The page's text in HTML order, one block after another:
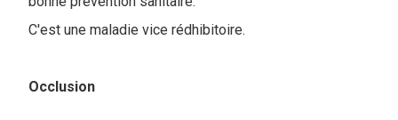
C'est une maladie vice rédhibitoire.
Occlusion